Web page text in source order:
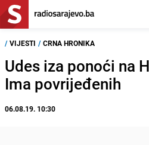
/ VIJESTI / CRNA HRONIKA
Udes iza ponoći na
Ima povrijeđenih
06.08.19. 10:30